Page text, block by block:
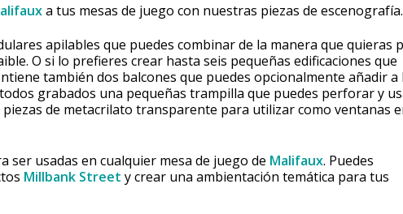
a tus mesas de juego con nuestras piezas de escenografía.
apilables que puedes combinar de la manera que quieras
O si lo prefieres crear hasta seis pequeñas edificaciones que
también dos balcones que puedes opcionalmente añadir a
grabados una pequeñas trampilla que puedes perforar y
de metacrilato transparente para utilizar como ventanas
ser usadas en cualquier mesa de juego de Malifaux. Puedes
Millbank Street y crear una ambientación temática para tus